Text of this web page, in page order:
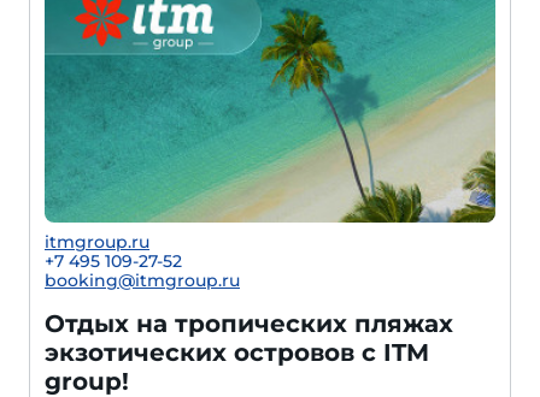
itmgroup.ru
+7 495 109-27-52
booking@itmgroup.ru
Отдых на тропических пляжах
экзотических островов с ITM
group!